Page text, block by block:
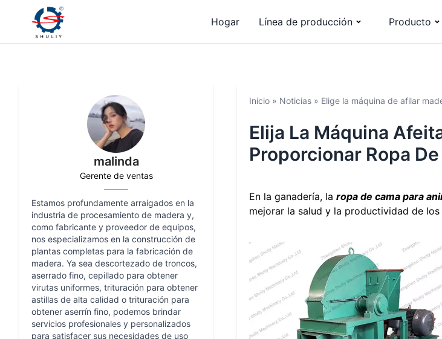
Hogar Línea de producción Producto
malinda
Gerente de ventas
Estamos profundamente arraigados en la
industria de procesamiento de madera y,
como fabricante y proveedor de equipos,
nos especializamos en la construcción de
plantas completas para la fabricación de
madera. Ya sea descortezado de troncos,
aserrado fino, cepillado para obtener
virutas uniformes, trituración para obtener
astillas de alta calidad o trituración para
obtener aserrín fino, podemos brindar
servicios profesionales y personalizados
para satisfacer sus necesidades de uso
Inicio » Noticias » Elige la máquina de afilar
Elija La Máquina
Proporcionar Ropa
En la ganadería, la ropa de cama para
mejorar la salud y la productividad de los